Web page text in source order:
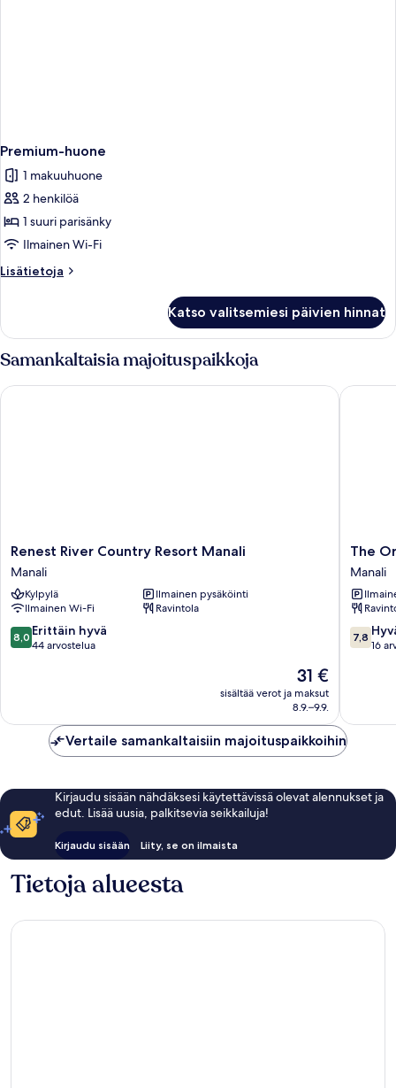
Premium-huone
1 makuuhuone
2 henkilöä
1 suuri parisänky
Ilmainen Wi-Fi
Lisätietoja
Lisätietoja
Katso valitsemiesi päivien hinnat
Samankaltaisia majoituspaikkoja
Renest
River
Country
Resort
Manali
Manali
Renest River Country Resort Manali
Manali
Kylpylä
Ilmainen pysäköinti
Ilmainen Wi-Fi
Ravintola
8.0
kautta
arvostelua
8,0 Erittäin hyvä
44 arvostelua
Hinta
31 €
31 €
sisältää verot ja maksut
8.9.–9.9.
Renest River Country Resort Manali
The
Orchid
Manali
-
a
Hotel
The
Manali
7.8
kautta
7,8
16
The
Vertaile samankaltaisiin majoituspaikkoihin
Kirjaudu sisään nähdäksesi käytettävissä olevat alennukset ja
edut. Lisää uusia, palkitsevia seikkailuja!
Kirjaudu sisään Liity, se on ilmaista
Tietoja alueesta